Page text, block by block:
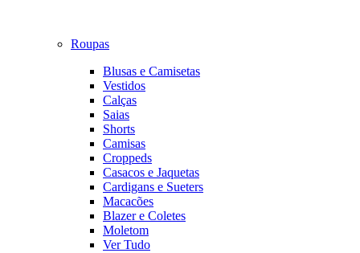
Roupas
Blusas e Camisetas
Vestidos
Calças
Saias
Shorts
Camisas
Croppeds
Casacos e Jaquetas
Cardigans e Sueters
Macacões
Blazer e Coletes
Moletom
Ver Tudo